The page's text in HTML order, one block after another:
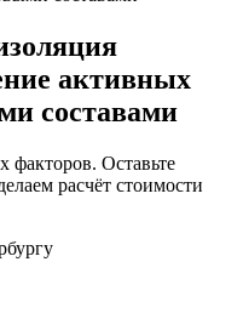
активных
составами
факторов. Оставьте
расчёт стоимости